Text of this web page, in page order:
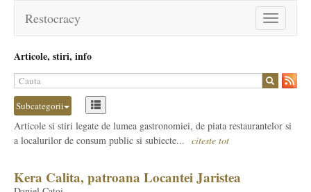
Toggle
navigation
Restocracy
Articole, stiri, info
Subcategorii
Articole si stiri legate de lumea gastronomiei, de piata restaurantelor si
a localurilor de consum public si subiecte... citeste tot
Kera Calita, patroana Locantei Jaristea